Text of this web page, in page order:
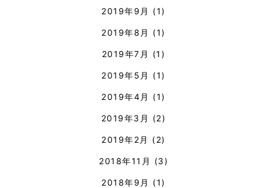
2019年9月 (1)
2019年8月 (1)
2019年7月 (1)
2019年5月 (1)
2019年4月 (1)
2019年3月 (2)
2019年2月 (2)
2018年11月 (3)
2018年9月 (1)